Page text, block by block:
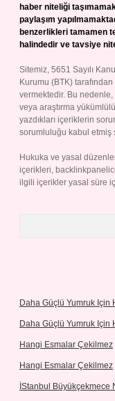
haber niteliği
paylaşım
benzerlikleri tamamen
halindedir ve tavsiye
Sitemiz, 5651 Sayılı
Kurumu (BTK)
vermektedir. Bu
veya araştırma
yazdıkları içeriklerin
sorumluluğu kabul etmiş
Hukuka ve yasal
içerikleri,
ilgili içerikler yasal süre
Daha Güçlü Yumruk Için
Daha Güçlü Yumruk Için
Hangi Esmalar Çekilmez
Hangi Esmalar Çekilmez
İStanbul Büyükçekmece